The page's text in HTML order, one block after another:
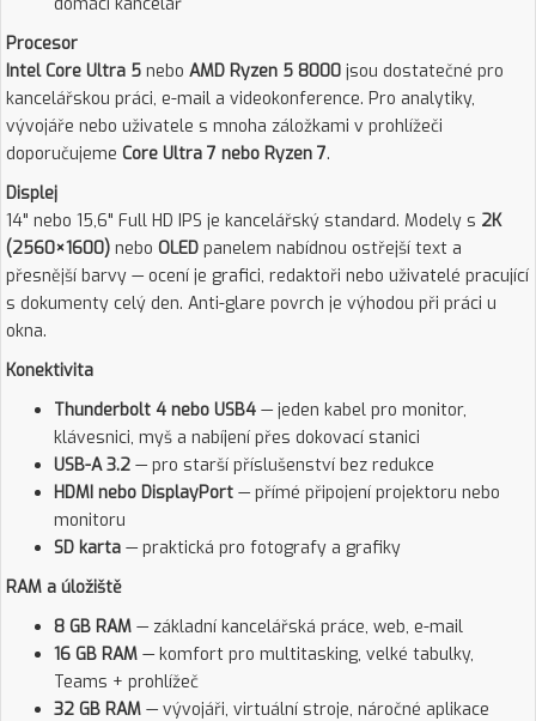
Procesor
Intel Core Ultra 5 nebo AMD Ryzen 5 8000 jsou dostatečné pro
kancelářskou práci, e-mail a videokonference. Pro analytiky,
vývojáře nebo uživatele s mnoha záložkami v prohlížeči
doporučujeme Core Ultra 7 nebo Ryzen 7.
Displej
14" nebo 15,6" Full HD IPS je kancelářský standard. Modely s 2K
(2560×1600) nebo OLED panelem nabídnou ostřejší text a
přesnější barvy — ocení je grafici, redaktoři nebo uživatelé pracující
s dokumenty celý den. Anti-glare povrch je výhodou při práci u
okna.
Konektivita
Thunderbolt 4 nebo USB4 — jeden kabel pro monitor,
klávesnici, myš a nabíjení přes dokovací stanici
USB-A 3.2 — pro starší příslušenství bez redukce
HDMI nebo DisplayPort — přímé připojení projektoru nebo
monitoru
SD karta — praktická pro fotografy a grafiky
RAM a úložiště
8 GB RAM — základní kancelářská práce, web, e-mail
16 GB RAM — komfort pro multitasking, velké tabulky,
Teams + prohlížeč
32 GB RAM — vývojáři, virtuální stroje, náročné aplikace